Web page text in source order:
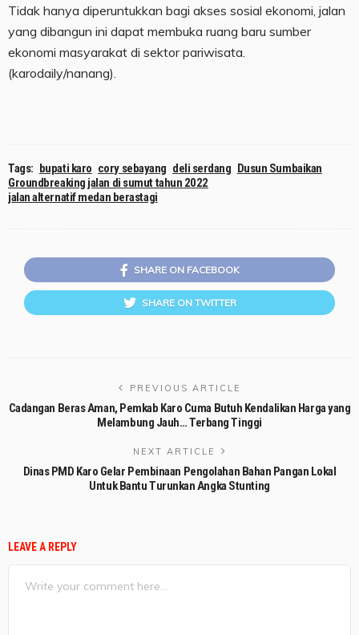
Tidak hanya diperuntukkan bagi akses sosial ekonomi, jalan
yang dibangun ini dapat membuka ruang baru sumber
ekonomi masyarakat di sektor pariwisata.
(karodaily/nanang).
Tags: bupati karo cory sebayang deli serdang Dusun Sumbaikan
Groundbreaking jalan di sumut tahun 2022
jalan alternatif medan berastagi
SHARE ON FACEBOOK
SHARE ON TWITTER
PREVIOUS ARTICLE
Cadangan Beras Aman, Pemkab Karo Cuma Butuh Kendalikan Harga yang
Melambung Jauh… Terbang Tinggi
NEXT ARTICLE
Dinas PMD Karo Gelar Pembinaan Pengolahan Bahan Pangan Lokal
Untuk Bantu Turunkan Angka Stunting
LEAVE A REPLY